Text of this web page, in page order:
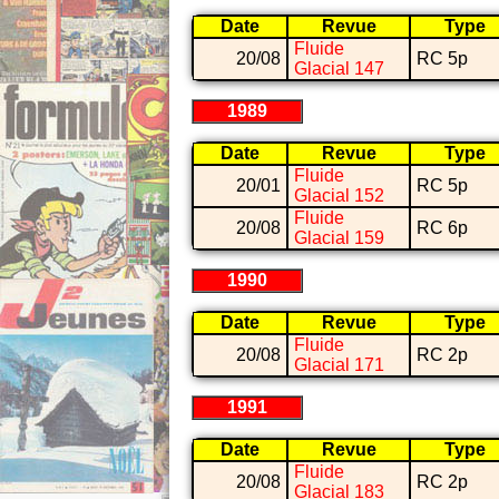
Date Revue
Type
20/08
Fluide
Glacial 147
RC 5p
1989
Date Revue
Type
20/01
Fluide
Glacial 152
RC 5p
20/08
Fluide
Glacial 159
RC 6p
1990
Date Revue
Type
20/08
Fluide
Glacial 171
RC 2p
1991
Date Revue
Type
20/08
Fluide
Glacial 183
RC 2p